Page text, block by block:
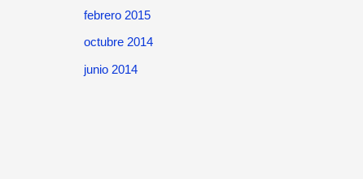
febrero 2015
octubre 2014
junio 2014